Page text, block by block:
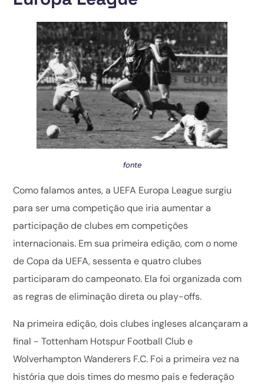
fonte
Como falamos antes, a UEFA Europa League surgiu
para ser uma competição que iria aumentar a
participação de clubes em competições
internacionais. Em sua primeira edição, com o nome
de Copa da UEFA, sessenta e quatro clubes
participaram do campeonato. Ela foi organizada com
as regras de eliminação direta ou play-offs.
Na primeira edição, dois clubes ingleses alcançaram a
final - Tottenham Hotspur Football Club e
Wolverhampton Wanderers F.C. Foi a primeira vez na
história que dois times do mesmo país e federação